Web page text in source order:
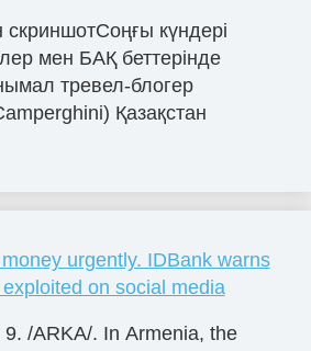
күндері
мен БАҚ беттерінде
тревел-блогер
Қазақстан
money urgently. IDBank warns
on social media
/ARKA/. In Armenia, the